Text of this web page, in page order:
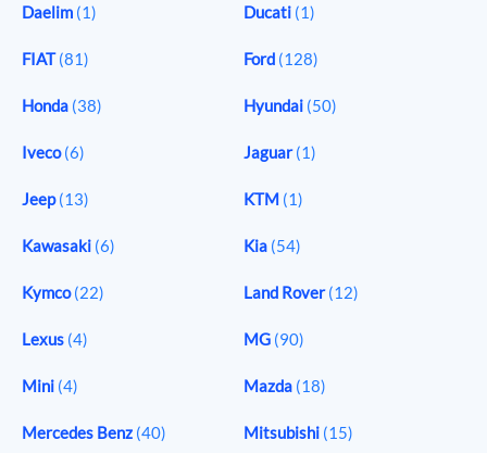
Daelim (1) Ducati (1)
FIAT(81) Ford (128)
Honda (38) Hyundai (50)
Iveco(6) Jaguar(1)
Jeep(13) KTM (1)
Kawasaki (6) Kia (54)
Kymco(22) Land Rover(12)
Lexus (4) MG (90)
Mini (4) Mazda (18)
Mercedes Benz (40) Mitsubishi (15)